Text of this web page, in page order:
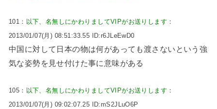
101： 以下、名無しにかわりましてVIPがお送りします ：
2013/01/07(月) 08:51:33.55 ID:r6JLeEwD0
中国に対して日本の物は何があっても渡さないという強
気な姿勢を見せ付けた事に意味がある
105： 以下、名無しにかわりましてVIPがお送りします ：
2013/01/07(月) 09:02:07.25 ID:mS2JLuO6P